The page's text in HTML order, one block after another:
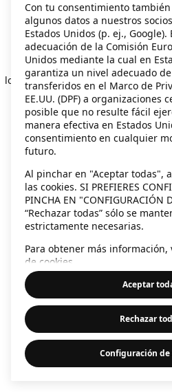
Application error: a client-side
loadingsecondhand.ikea.com (see
Con tu consentimiento
algunos datos a nuestros
Estados Unidos (p. ej.,
adecuación de la Comisión
Unidos mediante la cual en
garantiza un nivel adecuado
transferidos en el Marco de
EE.UU. (DPF) a organizaciones
posible que no resulte fácil
manera efectiva en Estados
consentimiento en cualquier
futuro.
Al pinchar en "Aceptar todas",
las cookies. SI PREFIERES
PINCHA EN "CONFIGURACIÓN
“Rechazar todas” sólo se
estrictamente necesarias.
Para obtener más información,
de cookies
Aceptar
Rechazar
Configuración de